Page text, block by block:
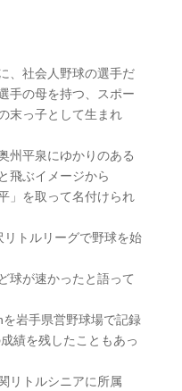
、社会人野球の選手だ
手の母を持つ、スポー
末っ子として生まれ
州平泉にゆかりのある
飛ぶイメージから
」を取って名付けられ
トルリーグで野球を始
球が速かったと語って
岩手県営野球場で記録
績を残したこともあっ
リトルシニアに所属